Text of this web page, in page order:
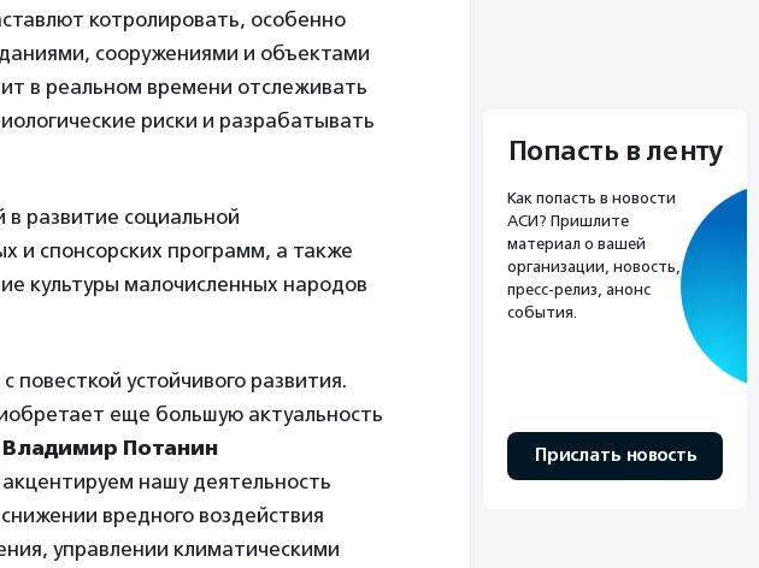
котролировать, особенно
сооружениями и объектами
в реальном времени отслеживать
риски и разрабатывать
в развитие социальной
и спонсорских программ, а также
культуры малочисленных народов
устойчивого развития.
еще большую актуальность
Владимир Потанин
нашу деятельность
вредного воздействия
управлении климатическими
Попасть в ленту
Как попасть в новости
АСИ? Пришлите
материал о вашей
организации, новость,
пресс-релиз, анонс
события.
Прислать новость